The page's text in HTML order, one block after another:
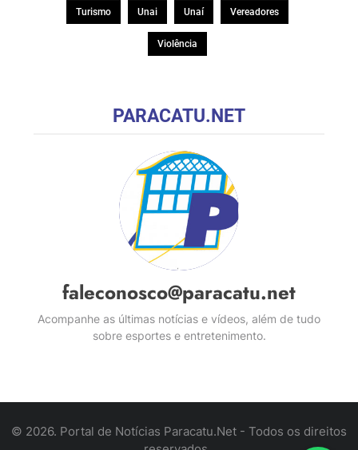
Turismo Unai Unaí Vereadores
Violência
PARACATU.NET
faleconosco@paracatu.net
Acompanhe as últimas notícias e vídeos, além de tudo
sobre esportes e entretenimento.
© 2026. Portal de Notícias Paracatu.Net - Todos os direitos